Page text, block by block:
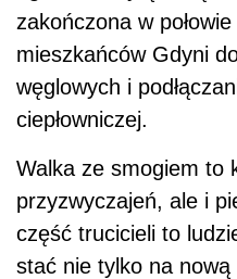
zakończona w
mieszkańców Gdyni
węglowych i
ciepłowniczej.
Walka ze smogiem to
przyzwyczajeń, ale i
część trucicieli to
stać nie tylko na